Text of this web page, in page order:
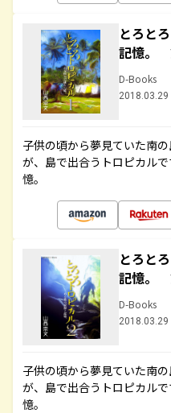
とろと
記憶。
D-Books
2018.03.29
子供の頃から夢見ていた南
が、島で出合うトロピカル
憶。
とろと
記憶。
D-Books
2018.03.29
子供の頃から夢見ていた南
が、島で出合うトロピカル
憶。